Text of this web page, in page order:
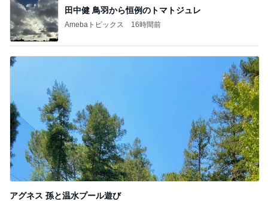
田中健 鳥羽から恒例のトマトジュレ
Amebaトピックス 16時間前
アグネス 孫と温水プール遊び